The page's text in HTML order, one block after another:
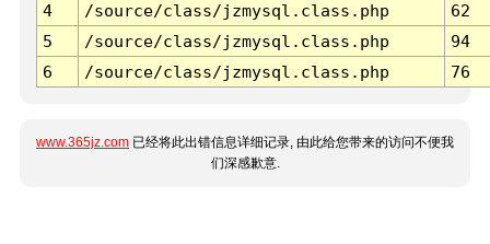
4
/source/class/jzmysql.class.php
62
5
/source/class/jzmysql.class.php
94
6
/source/class/jzmysql.class.php 76
www.365jz.com 已经将此出错信息详细记录, 由此给您带来的访问不便我
们深感歉意.